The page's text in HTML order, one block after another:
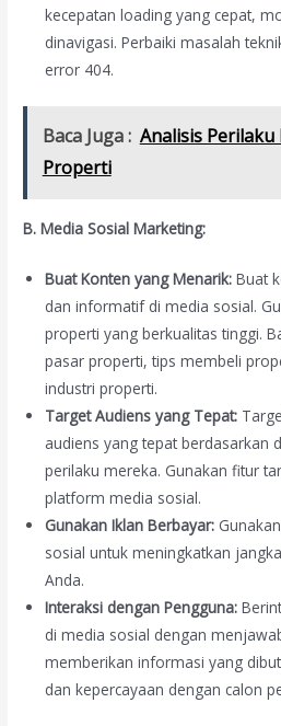
kecepatan loading yang cepat,
dinavigasi. Perbaiki masalah
error 404.
Baca Juga : Analisis
Properti
B. Media Sosial Marketing:
Buat Konten yang Menarik: Buat
dan informatif di media sosial.
properti yang berkualitas tinggi.
pasar properti, tips membeli
industri properti.
Target Audiens yang Tepat:
audiens yang tepat berdasarkan
perilaku mereka. Gunakan fitur
platform media sosial.
Gunakan Iklan Berbayar:
sosial untuk meningkatkan
Anda.
Interaksi dengan Pengguna:
di media sosial dengan
memberikan informasi yang
dan kepercayaan dengan calon